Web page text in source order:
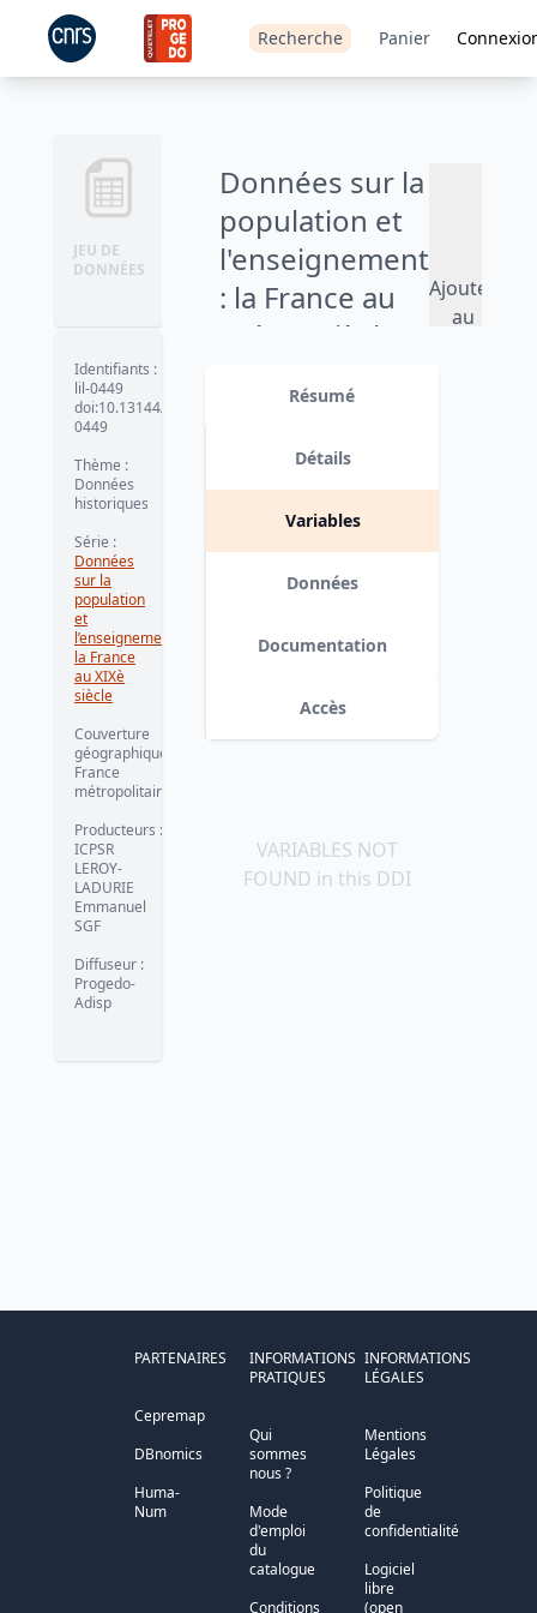
Recherche Panier
JEU DE
DONNÉES
Données sur la
population et
l'enseignement
: la France au
19ème siècle -
naturelle -
1851-1897
Ajouter
au
Identifiants :
lil-0449
doi:10.13144/lil-
0449
Thème :
Données
historiques
Série :
Données
sur la
population
et
l’enseignement :
la France
au XIXè
siècle
Couverture
géographique
France
métropolitaine
Producteurs :
ICPSR
LEROY-
LADURIE
Emmanuel
SGF
Diffuseur :
Progedo-
Adisp
Résumé
Détails
Variables
Données
Documentation
Accès
VARIABLES NOT
FOUND in this DDI
PARTENAIRES
Cepremap
DBnomics
Huma-
Num
INFORMATIONS
PRATIQUES
Qui
sommes
nous ?
Mode
d'emploi
du
catalogue
Conditions
INFORMATIONS
LÉGALES
Mentions
Légales
Politique
de
confidentialité
Logiciel
libre
(open